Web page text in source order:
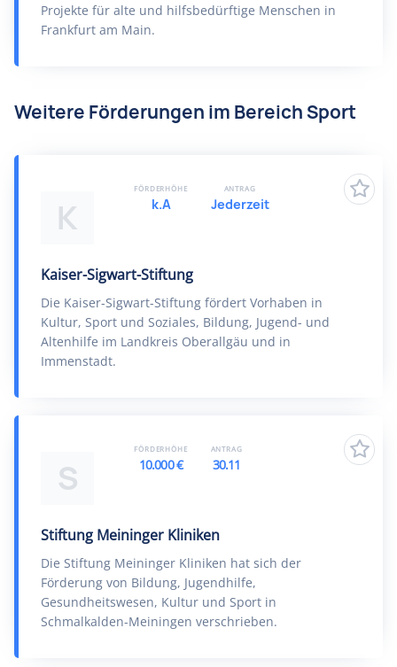
Projekte für alte und hilfsbedürftige Menschen in
Frankfurt am Main.
Weitere Förderungen im Bereich Sport
K
Kaiser-Sigwart-Stiftung
Die Kaiser-Sigwart-Stiftung fördert Vorhaben in
Kultur, Sport und Soziales, Bildung, Jugend- und
Altenhilfe im Landkreis Oberallgäu und in
Immenstadt.
FÖRDERHÖHE
k.A
ANTRAG
Jederzeit
S
Stiftung Meininger Kliniken
Die Stiftung Meininger Kliniken hat sich der
Förderung von Bildung, Jugendhilfe,
Gesundheitswesen, Kultur und Sport in
Schmalkalden-Meiningen verschrieben.
FÖRDERHÖHE
10.000 €
ANTRAG
30.11